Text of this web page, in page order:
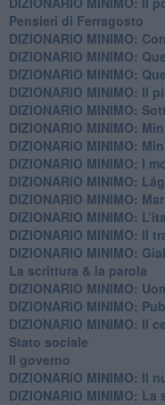
Pensieri di Ferragosto
DIZIONARIO MINIMO:
DIZIONARIO MINIMO:
DIZIONARIO MINIMO:
DIZIONARIO MINIMO: Il
DIZIONARIO MINIMO:
DIZIONARIO MINIMO:
DIZIONARIO MINIMO:
DIZIONARIO MINIMO: ​I
DIZIONARIO MINIMO:
DIZIONARIO MINIMO:
DIZIONARIO MINIMO:
DIZIONARIO MINIMO: Il
DIZIONARIO MINIMO:
La scrittura & la parola
​DIZIONARIO MINIMO:
DIZIONARIO MINIMO:
DIZIONARIO MINIMO: Il
Stato sociale
Il governo
DIZIONARIO MINIMO: Il
DIZIONARIO MINIMO: La